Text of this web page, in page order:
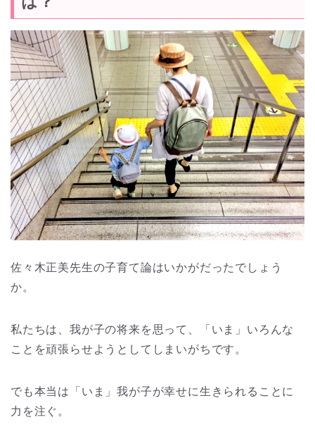
佐々木正美先生の子育て論はいかがだったでしょう
か。
私たちは、我が子の将来を思って、「いま」いろんな
ことを頑張らせようとしてしまいがちです。
でも本当は「いま」我が子が幸せに生きられることに
力を注ぐ。